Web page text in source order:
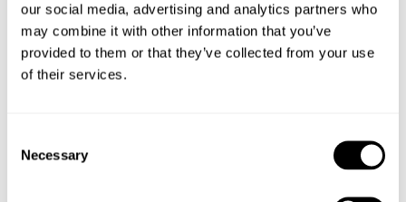
our social media, advertising and analytics partners who
may combine it with other information that you’ve
provided to them or that they’ve collected from your use
of their services.
Selection
Necessary
Dekal för papperskorg med måtten 10 x 10 cm. Finns
som vit eller svart.